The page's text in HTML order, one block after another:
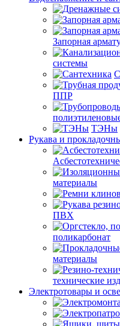
Запорная
системы
ППР
ТЭНы
Рукава и
материалы
ПВХ
поликарбонат
материалы
технические
Электротовары и